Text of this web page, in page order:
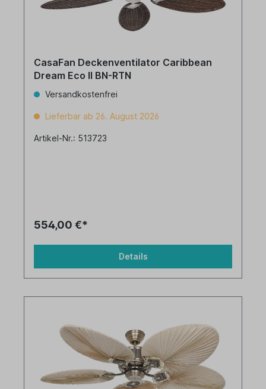
CasaFan Deckenventilator Caribbean
Dream Eco II BN-RTN
Versandkostenfrei
Lieferbar ab 26. August 2026
Artikel-Nr.: 513723
554,00 €*
Details